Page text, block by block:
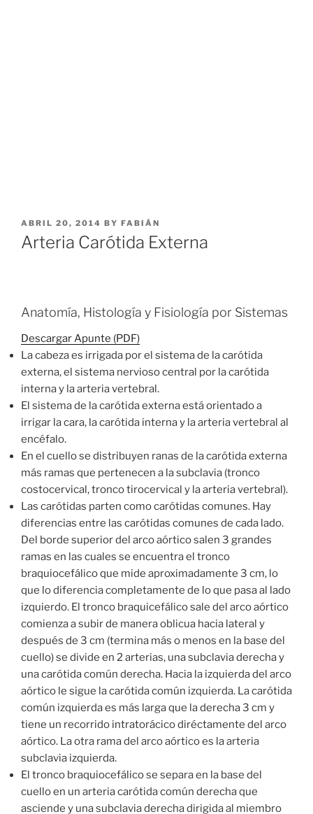
POSTED
ON
ABRIL 20, 2014 BY FABIÁN
Arteria Carótida Externa
Anatomía, Histología y Fisiología por Sistemas
Descargar Apunte (PDF)
La cabeza es irrigada por el sistema de la carótida
externa, el sistema nervioso central por la carótida
interna y la arteria vertebral.
El sistema de la carótida externa está orientado a
irrigar la cara, la carótida interna y la arteria vertebral al
encéfalo.
En el cuello se distribuyen ranas de la carótida externa
más ramas que pertenecen a la subclavia (tronco
costocervical, tronco tirocervical y la arteria vertebral).
Las carótidas parten como carótidas comunes. Hay
diferencias entre las carótidas comunes de cada lado.
Del borde superior del arco aórtico salen 3 grandes
ramas en las cuales se encuentra el tronco
braquiocefálico que mide aproximadamente 3 cm, lo
que lo diferencia completamente de lo que pasa al lado
izquierdo. El tronco braquicefálico sale del arco aórtico
comienza a subir de manera oblicua hacia lateral y
después de 3 cm (termina más o menos en la base del
cuello) se divide en 2 arterias, una subclavia derecha y
una carótida común derecha. Hacia la izquierda del arco
aórtico le sigue la carótida común izquierda. La carótida
común izquierda es más larga que la derecha 3 cm y
tiene un recorrido intratorácico diréctamente del arco
aórtico. La otra rama del arco aórtico es la arteria
subclavia izquierda.
El tronco braquiocefálico se separa en la base del
cuello en un arteria carótida común derecha que
asciende y una subclavia derecha dirigida al miembro